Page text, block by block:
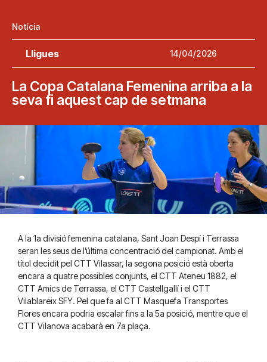
Notícia
Lligues 14/04/2026
La Copa Catalana Femenina arriba a la
seva fi aquest cap de setmana
A la 1a divisió femenina catalana, Sant Joan Despí i Terrassa
seran les seus de l’última concentració del campionat. Amb el
títol decidit pel CTT Vilassar, la segona posició està oberta
encara a quatre possibles conjunts, el CTT Ateneu 1882, el
CTT Amics de Terrassa, el CTT Castellgallí i el CTT
Vilablareix SFY. Pel que fa al CTT Masquefa Transportes
Flores encara podria escalar fins a la 5a posició, mentre que el
CTT Vilanova acabarà en 7a plaça.